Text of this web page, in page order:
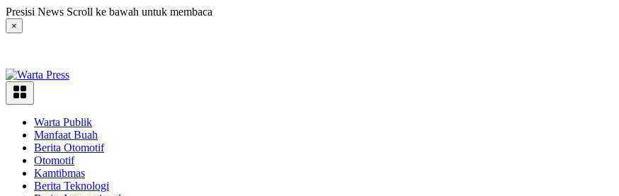
Langsung
ke
konten
Presisi News Scroll ke bawah untuk membaca
×
Warta Publik
Manfaat Buah
Berita Otomotif
Otomotif
Kamtibmas
Berita Teknologi